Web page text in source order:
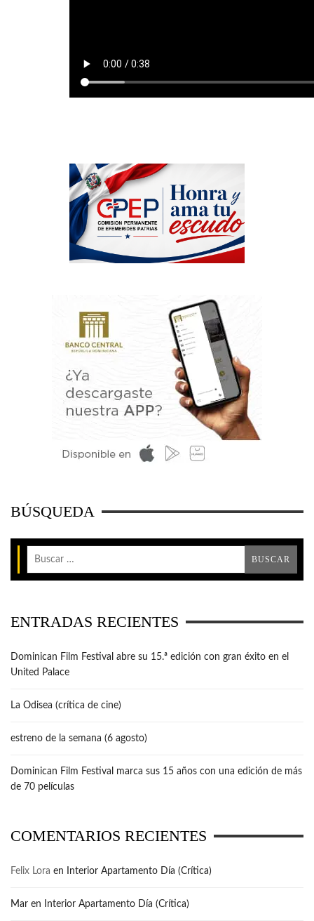
BÚSQUEDA
ENTRADAS RECIENTES
Dominican Film Festival abre su 15.ª edición con gran éxito en el
United Palace
La Odisea (crítica de cine)
estreno de la semana (6 agosto)
Dominican Film Festival marca sus 15 años con una edición de más
de 70 películas
COMENTARIOS RECIENTES
Felix Lora en Interior Apartamento Día (Crítica)
Mar en Interior Apartamento Día (Crítica)